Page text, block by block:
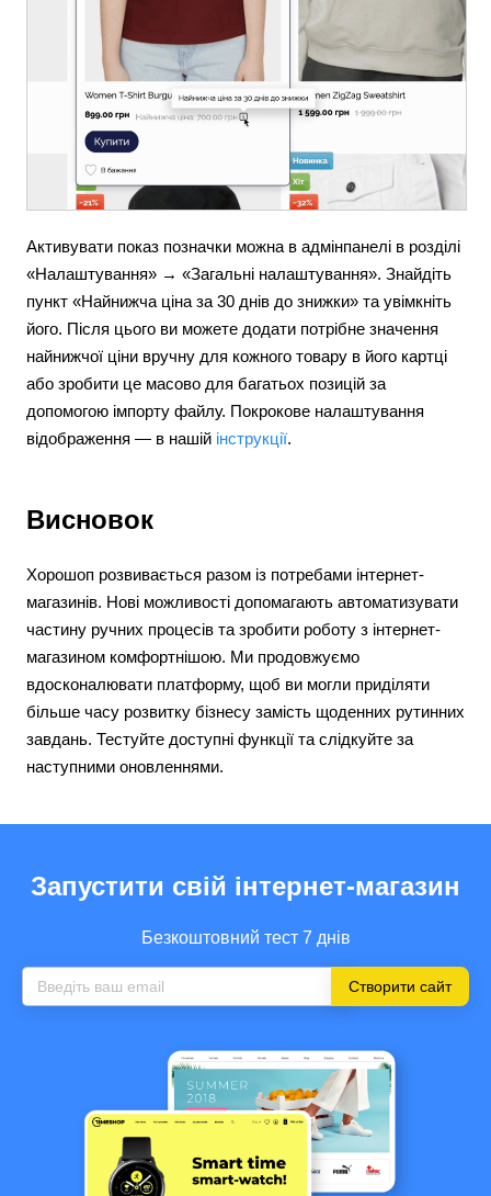
Активувати показ позначки можна в адмінпанелі в розділі
«Налаштування» → «Загальні налаштування». Знайдіть
пункт «Найнижча ціна за 30 днів до знижки» та увімкніть
його. Після цього ви можете додати потрібне значення
найнижчої ціни вручну для кожного товару в його картці
або зробити це масово для багатьох позицій за
допомогою імпорту файлу. Покрокове налаштування
відображення — в нашій інструкції.
Висновок
Хорошоп розвивається разом із потребами інтернет-
магазинів. Нові можливості допомагають автоматизувати
частину ручних процесів та зробити роботу з інтернет-
магазином комфортнішою. Ми продовжуємо
вдосконалювати платформу, щоб ви могли приділяти
більше часу розвитку бізнесу замість щоденних рутинних
завдань. Тестуйте доступні функції та слідкуйте за
наступними оновленнями.
Запустити свій інтернет-магазин
Безкоштовний тест 7 днів
Створити сайт